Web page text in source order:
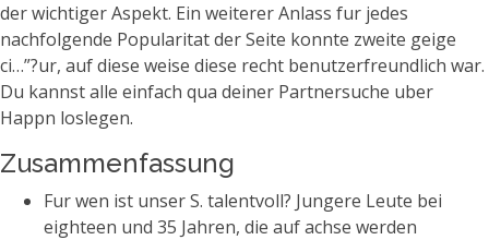
der wichtiger Aspekt. Ein weiterer Anlass fur jedes
nachfolgende Popularitat der Seite konnte zweite geige
ci…”?ur, auf diese weise diese recht benutzerfreundlich war.
Du kannst alle einfach qua deiner Partnersuche uber
Happn loslegen.
Zusammenfassung
Fur wen ist unser S. talentvoll? Jungere Leute bei
eighteen und 35 Jahren, die auf achse werden